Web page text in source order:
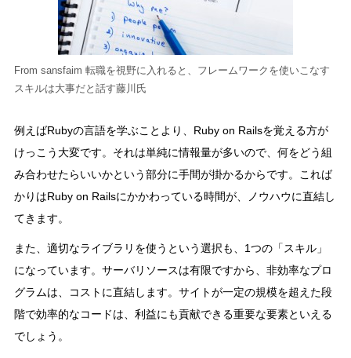
From sansfaim 転職を視野に入れると、フレームワークを使いこなす
スキルは大事だと話す藤川氏
例えばRubyの言語を学ぶことより、Ruby on Railsを覚える方が
けっこう大変です。それは単純に情報量が多いので、何をどう組
み合わせたらいいかという部分に手間が掛かるからです。これば
かりはRuby on Railsにかかわっている時間が、ノウハウに直結し
てきます。
また、適切なライブラリを使うという選択も、1つの「スキル」
になっています。サーバリソースは有限ですから、非効率なプロ
グラムは、コストに直結します。サイトが一定の規模を超えた段
階で効率的なコードは、利益にも貢献できる重要な要素といえる
でしょう。